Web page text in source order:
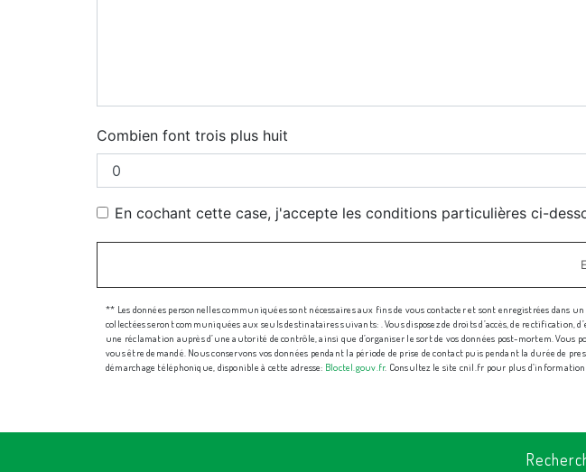
Combien font trois plus huit
En cochant cette case, j'accepte les conditions particulières ci-
** Les données personnelles communiquées sont nécessaires aux fins de vous contacter et sont enregistrées dans
collectées seront communiquées aux seuls destinataires suivants: . Vous disposez de droits d’accès, de
une réclamation auprès d’une autorité de contrôle, ainsi que d’organiser le sort de vos données post-mortem.
vous être demandé. Nous conservons vos données pendant la période de prise de contact puis pendant la durée
démarchage téléphonique, disponible à cette adresse: Bloctel.gouv.fr. Consultez le site cnil.fr pour plus